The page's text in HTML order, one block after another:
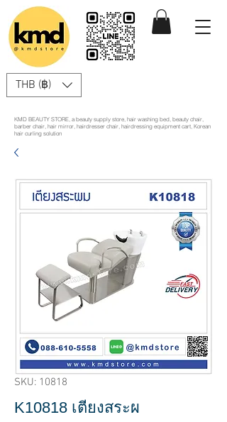
THB (฿)
KMD BEAUTY STORE, a beauty supply store, hair washing bed, beauty chair,
barber chair, hair mirror, hairdresser chair, hairdressing equipment cart, Korean
hair curling solution
SKU: 10818
K10818 เตียงสระผ